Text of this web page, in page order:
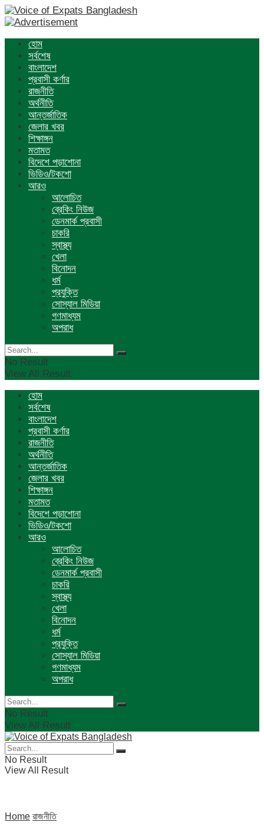
হোম
সর্বশেষ
বাংলাদেশ
প্রবাসী কর্ণার
রাজনীতি
অর্থনীতি
আন্তর্জাতিক
জেলার খবর
শিক্ষাঙ্গন
মতামত
বিদেশে পড়াশোনা
ভিডিও/টকশো
আরও
আলোচিত
ব্রেকিং নিউজ
ডেনমার্ক প্রবাসী
চাকরি
স্বাস্থ্য
খেলা
বিনোদন
ধর্ম
প্রযুক্তি
সোস্যাল মিডিয়া
গণমাধ্যম
অপরাধ
No Result
View All Result
হোম
সর্বশেষ
বাংলাদেশ
প্রবাসী কর্ণার
রাজনীতি
অর্থনীতি
আন্তর্জাতিক
জেলার খবর
শিক্ষাঙ্গন
মতামত
বিদেশে পড়াশোনা
ভিডিও/টকশো
আরও
আলোচিত
ব্রেকিং নিউজ
ডেনমার্ক প্রবাসী
চাকরি
স্বাস্থ্য
খেলা
বিনোদন
ধর্ম
প্রযুক্তি
সোস্যাল মিডিয়া
গণমাধ্যম
অপরাধ
No Result
View All Result
No Result
View All Result
Home রাজনীতি